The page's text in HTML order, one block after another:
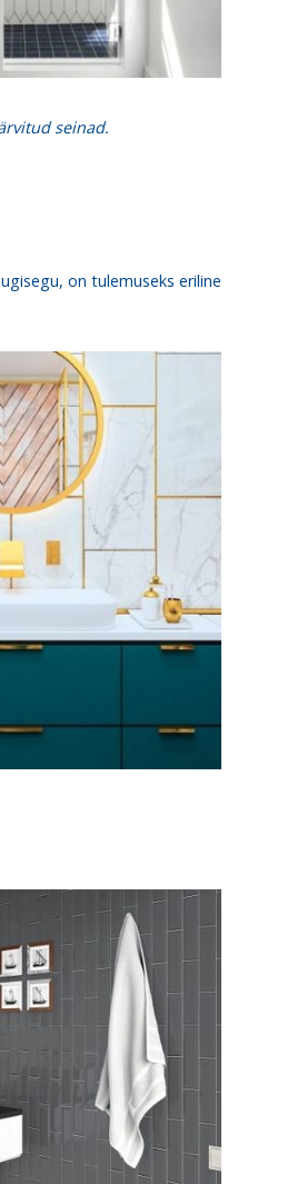
seinad.
on tulemuseks eriline